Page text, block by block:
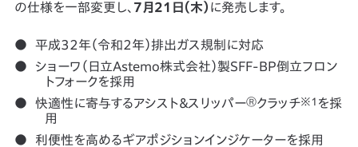
の仕様を一部変更し、 7月21日（木） に発売します。
平成32年（令和2年）排出ガス規制に対応
ショーワ（日立Astemo株式会社）製SFF-BP倒立フロン
トフォークを採用
快適性に寄与するアシスト＆スリッパーⓇクラッチ※1 を採
用
利便性を高めるギアポジションインジケーターを採用